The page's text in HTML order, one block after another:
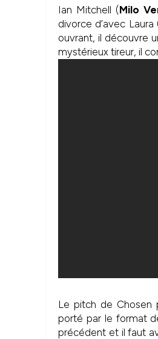
Ian Mitchell (Milo
divorce d’avec Laura
ouvrant, il découvre
mystérieux tireur, il
Le pitch de Chosen
porté par le format
précédent et il faut